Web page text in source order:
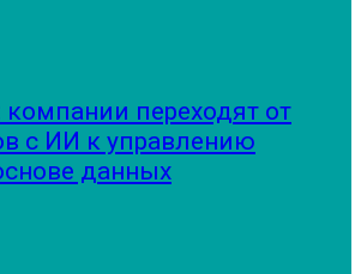
компании переходят от
с ИИ к управлению
данных